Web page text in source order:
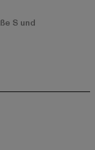
S und